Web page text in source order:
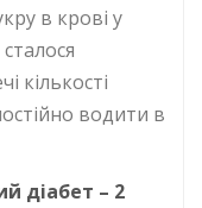
в крові у
кількості
водити в
діабет – 2